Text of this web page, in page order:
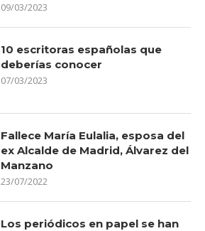
09/03/2023
10 escritoras españolas que
deberías conocer
07/03/2023
Fallece María Eulalia, esposa del
ex Alcalde de Madrid, Álvarez del
Manzano
23/07/2022
Los periódicos en papel se han